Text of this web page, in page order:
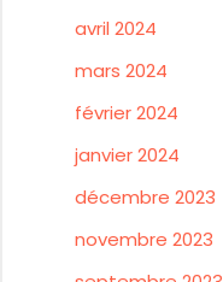
avril 2024
mars 2024
février 2024
janvier 2024
décembre 2023
novembre 2023